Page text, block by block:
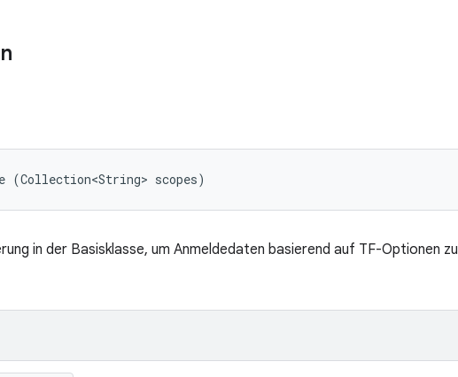
(Collection<String> scopes)
in der Basisklasse, um Anmeldedaten basierend auf TF-Optionen zu